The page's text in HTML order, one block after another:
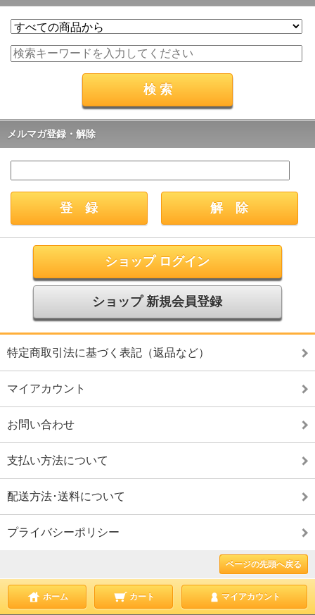
メルマガ登録・解除
ショップ ログイン
ショップ 新規会員登録
特定商取引法に基づく表記（返品など）
マイアカウント
お問い合わせ
支払い方法について
配送方法･送料について
プライバシーポリシー
ページの先頭へ戻る
ホーム カート マイアカウント